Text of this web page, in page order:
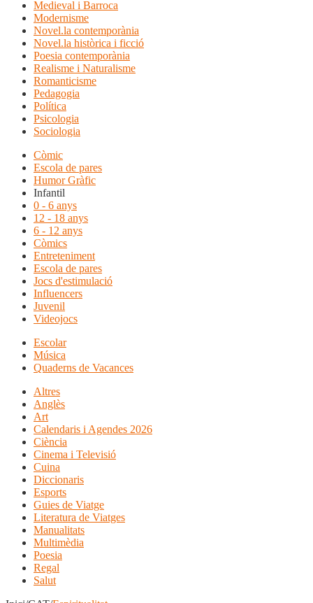
Medieval i Barroca
Modernisme
Novel.la contemporània
Novel.la històrica i ficció
Poesia contemporània
Realisme i Naturalisme
Romanticisme
Pedagogia
Política
Psicologia
Sociologia
Còmic
Escola de pares
Humor Gràfic
Infantil
0 - 6 anys
12 - 18 anys
6 - 12 anys
Còmics
Entreteniment
Escola de pares
Jocs d'estimulació
Influencers
Juvenil
Videojocs
Escolar
Música
Quaderns de Vacances
Altres
Anglès
Art
Calendaris i Agendes 2026
Ciència
Cinema i Televisió
Cuina
Diccionaris
Esports
Guies de Viatge
Literatura de Viatges
Manualitats
Multimèdia
Poesia
Regal
Salut